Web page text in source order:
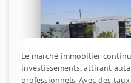
Le marché immobilier
investissements, attirant
professionnels. Avec des